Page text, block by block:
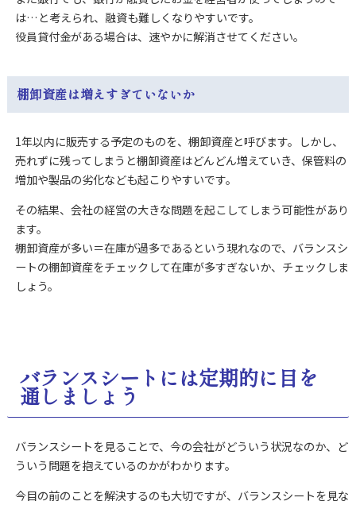
は…と考えられ、融資も難しくなりやすいです。
役員貸付金がある場合は、速やかに解消させてください。
棚卸資産は増えすぎていないか
1年以内に販売する予定のものを、棚卸資産と呼びます。しかし、
売れずに残ってしまうと棚卸資産はどんどん増えていき、保管料の
増加や製品の劣化なども起こりやすいです。
その結果、会社の経営の大きな問題を起こしてしまう可能性があり
ます。
棚卸資産が多い＝在庫が過多であるという現れなので、バランスシ
ートの棚卸資産をチェックして在庫が多すぎないか、チェックしま
しょう。
バランスシートには定期的に目を
通しましょう
バランスシートを見ることで、今の会社がどういう状況なのか、ど
ういう問題を抱えているのかがわかります。
今目の前のことを解決するのも大切ですが、バランスシートを見な